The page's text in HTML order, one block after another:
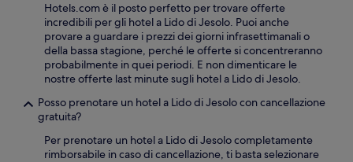
Hotels.com è il posto perfetto per trovare offerte
incredibili per gli hotel a Lido di Jesolo. Puoi anche
provare a guardare i prezzi dei giorni infrasettimanali o
della bassa stagione, perché le offerte si concentreranno
probabilmente in quei periodi. E non dimenticare le
nostre offerte last minute sugli hotel a Lido di Jesolo.
Posso prenotare un hotel a Lido di Jesolo con cancellazione
gratuita?
Per prenotare un hotel a Lido di Jesolo completamente
rimborsabile in caso di cancellazione, ti basta selezionare